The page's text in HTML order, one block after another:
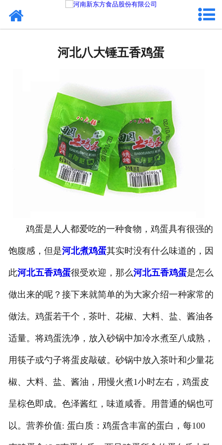
河北熟食品
河北调味品
河北鸡蛋壳粉
河北新东方食品
河北食品代加工
- 河北蜜汁味卤蛋
- 河北茶香味卤蛋
河北八大锤五香鸡蛋
鸡蛋是人人都爱吃的一种食物，鸡蛋具有很强的
饱腹感，但是河北煮鸡蛋其实时没有什么味道的，因
此河北五香鸡蛋很受欢迎，那么河北五香鸡蛋是怎么
做出来的呢？接下来就简单的为大家介绍一种家常的
做法。鸡蛋若干个，茶叶、花椒、大料、盐、酱油各
适量。将鸡蛋洗净，放入砂锅中加冷水煮至八成熟，
用筷子或勺子将蛋皮敲破。砂锅中放入茶叶和少量花
椒、大料、盐、酱油，用慢火煮1小时左右，鸡蛋皮
呈棕色即成。色泽酱红，味道咸香。用普通的锅也可
以。营养价值: 蛋白质：鸡蛋含丰富的蛋白，每100